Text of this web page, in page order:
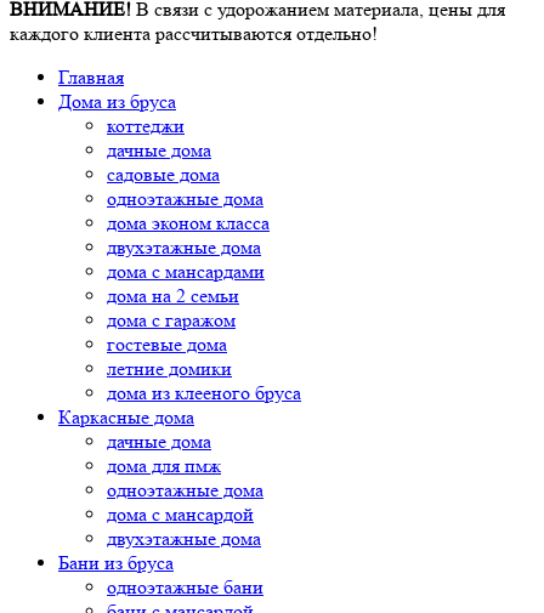
ВНИМАНИЕ! В связи с удорожанием материала, цены для
каждого клиента рассчитываются отдельно!
Главная
Дома из бруса
коттеджи
дачные дома
садовые дома
одноэтажные дома
дома эконом класса
двухэтажные дома
дома с мансардами
дома на 2 семьи
дома с гаражом
гостевые дома
летние домики
дома из клееного бруса
Каркасные дома
дачные дома
дома для пмж
одноэтажные дома
дома с мансардой
двухэтажные дома
Бани из бруса
одноэтажные бани